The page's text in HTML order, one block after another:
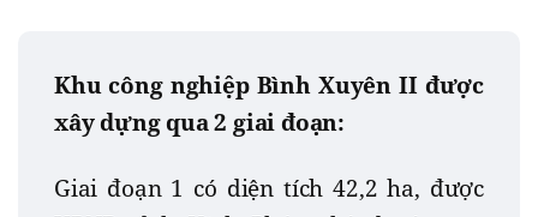
Khu công nghiệp Bình Xuyên II được
xây dựng qua 2 giai đoạn:
Giai đoạn 1 có diện tích 42,2 ha, được